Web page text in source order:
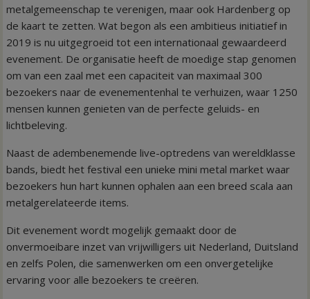
metalgemeenschap te verenigen, maar ook Hardenberg op
de kaart te zetten. Wat begon als een ambitieus initiatief in
2019 is nu uitgegroeid tot een internationaal gewaardeerd
evenement. De organisatie heeft de moedige stap genomen
om van een zaal met een capaciteit van maximaal 300
bezoekers naar de evenementenhal te verhuizen, waar 1250
mensen kunnen genieten van de perfecte geluids- en
lichtbeleving.
Naast de adembenemende live-optredens van wereldklasse
bands, biedt het festival een unieke mini metal market waar
bezoekers hun hart kunnen ophalen aan een breed scala aan
metalgerelateerde items.
Dit evenement wordt mogelijk gemaakt door de
onvermoeibare inzet van vrijwilligers uit Nederland, Duitsland
en zelfs Polen, die samenwerken om een onvergetelijke
ervaring voor alle bezoekers te creëren.